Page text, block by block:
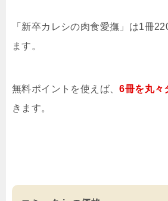
「新卒カレシの肉食愛撫」は1冊
ます。
無料ポイントを使えば、6冊を丸々
きます。